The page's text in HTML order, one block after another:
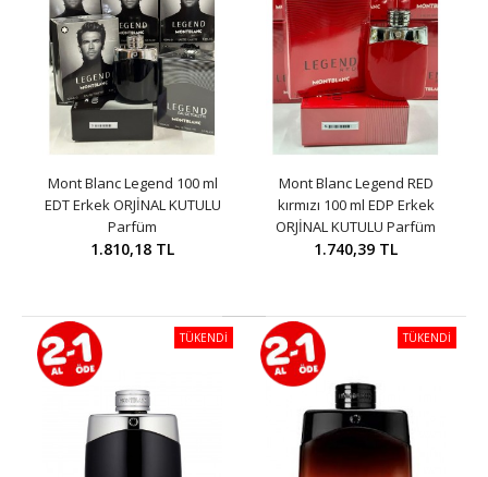
Mont Blanc Legend 100 ml
EDT Erkek ORJİNAL KUTULU
Parfüm
1.810,18 TL
Mont Blanc Legend RED
kırmızı 100 ml EDP Erkek
ORJİNAL KUTULU Parfüm
1.740,39 TL
TÜKENDİ TÜKENDİ